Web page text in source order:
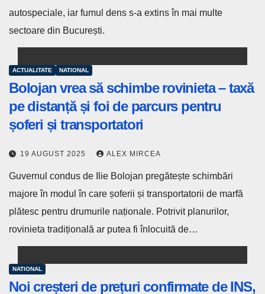
autospeciale, iar fumul dens s-a extins în mai multe
sectoare din București.
ACTUALITATE NATIONAL
Bolojan vrea să schimbe rovinieta – taxă
pe distanță și foi de parcurs pentru
șoferi și transportatori
19 AUGUST 2025 ALEX MIRCEA
Guvernul condus de Ilie Bolojan pregătește schimbări
majore în modul în care șoferii și transportatorii de marfă
plătesc pentru drumurile naționale. Potrivit planurilor,
rovinieta tradițională ar putea fi înlocuită de…
NATIONAL
Noi creșteri de prețuri confirmate de INS,